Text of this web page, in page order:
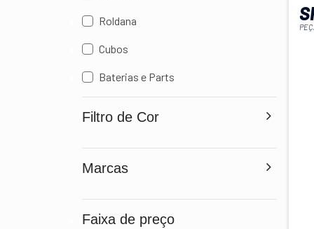
Roldana
Cubos
Baterias e Parts
Filtro de Cor
Marcas
Faixa de preço